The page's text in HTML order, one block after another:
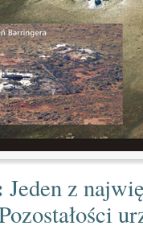
Jeden z